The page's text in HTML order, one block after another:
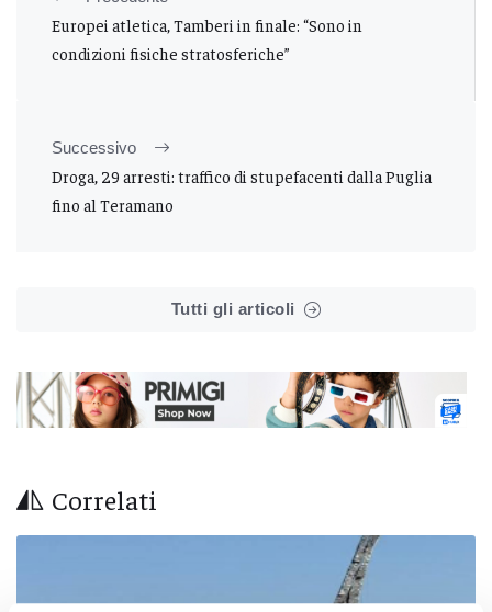
Europei atletica, Tamberi in finale: “Sono in
condizioni fisiche stratosferiche”
Successivo
Droga, 29 arresti: traffico di stupefacenti dalla Puglia
fino al Teramano
Tutti gli articoli
Correlati